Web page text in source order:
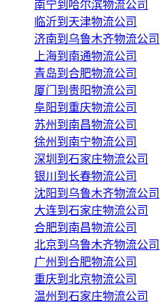
南宁到哈尔滨物流公司
临沂到天津物流公司
济南到乌鲁木齐物流公司
上海到南通物流公司
青岛到合肥物流公司
厦门到贵阳物流公司
阜阳到重庆物流公司
苏州到南昌物流公司
徐州到南宁物流公司
深圳到石家庄物流公司
银川到长春物流公司
沈阳到乌鲁木齐物流公司
大连到石家庄物流公司
合肥到南昌物流公司
北京到乌鲁木齐物流公司
广州到合肥物流公司
重庆到北京物流公司
温州到石家庄物流公司